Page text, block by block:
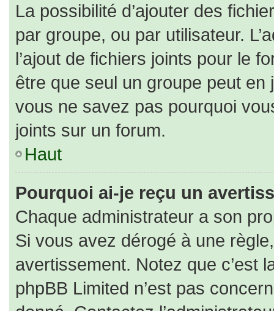
La possibilité d’ajouter des
par groupe, ou par utilisateur.
l’ajout de fichiers joints pour le
être que seul un groupe peut en
vous ne savez pas pourquoi
joints sur un forum.
Haut
Pourquoi ai-je reçu un
Chaque administrateur a son
Si vous avez dérogé à une
avertissement. Notez que c’est
phpBB Limited n’est pas